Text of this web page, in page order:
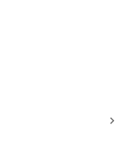
keyboard_arrow_right